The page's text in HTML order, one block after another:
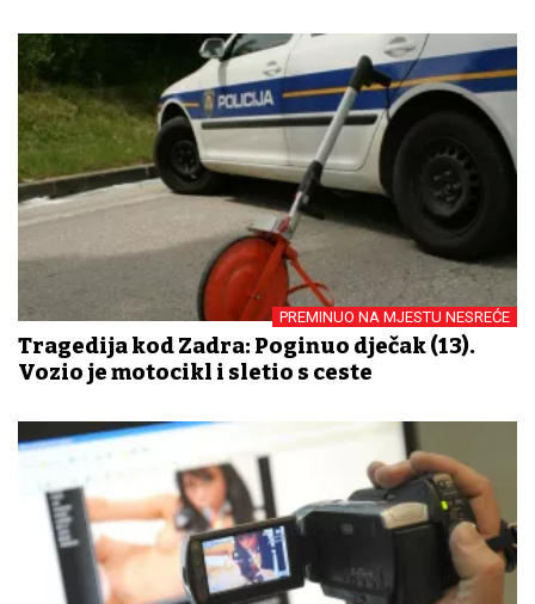
PREMINUO NA MJESTU NESREĆE
Tragedija kod Zadra: Poginuo dječak (13).
Vozio je motocikl i sletio s ceste